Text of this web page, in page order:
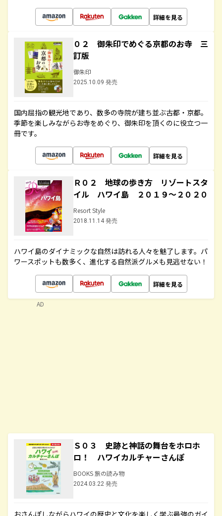
詳細を見る
０２ 御朱印でめぐる京都のお寺 三
訂版
御朱印
2025.10.09 発売
国内屈指の観光地であり、数多の寺院が建ち並ぶ古都・京都。
季節を楽しみながらお寺をめぐり、御朱印を頂くのに役立つ一
冊です。
詳細を見る
Ｒ０２ 地球の歩き方 リゾートスタ
イル ハワイ島 ２０１９～２０２０
Resort Style
2018.11.14 発売
ハワイ島のダイナミックな自然は訪れる人々を魅了します。パ
ワースポットも数多く、進化する自然派グルメも見逃せない！
詳細を見る
Ｓ０３ 史跡と神話の舞台をホロホ
ロ！ ハワイカルチャーさんぽ
BOOKS 旅の読み物
2024.03.22 発売
おさんぽしながらハワイの歴史と文化を楽しく学ぶ最強のガイ
AD